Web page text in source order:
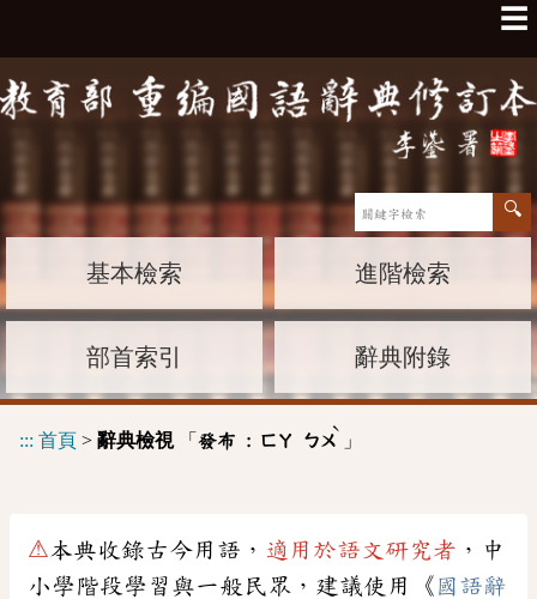
☰
基本檢索 進階檢索
部首索引 辭典附錄
::: 首頁 > 辭典檢視「 發布 : ㄈㄚ ㄅㄨ
ˋ
」
⚠本典收錄古今用語， 適用於語文研究者 ，中
小學階段學習與一般民眾，建議使用《 國語辭